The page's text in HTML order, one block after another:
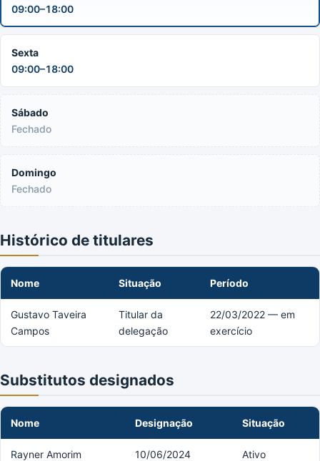
09:00–18:00
Sexta
09:00–18:00
Sábado
Fechado
Domingo
Fechado
Histórico de titulares
Nome Situação Período
Gustavo Taveira
Campos
Titular da
delegação
22/03/2022 — em
exercício
Substitutos designados
Nome Designação Situação
Rayner Amorim 10/06/2024 Ativo